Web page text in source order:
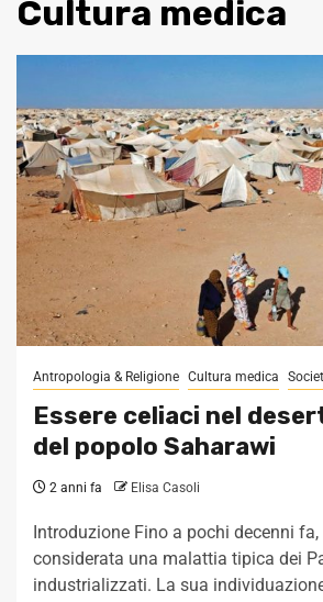
Cultura medica
Antropologia & Religione Cultura medica
Essere celiaci nel
del popolo Saharawi
2 anni fa Elisa Casoli
Introduzione Fino a pochi decenni
considerata una malattia tipica dei
industrializzati. La sua